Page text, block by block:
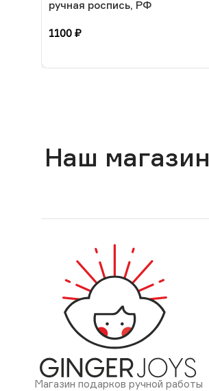
ручная роспись, РФ
1100 ₽
Наш магазин
Магазин подарков ручной работы